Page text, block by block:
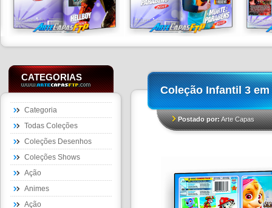
CATEGORIAS
Categoria
Todas Coleções
Coleções Desenhos
Coleções Shows
Ação
Animes
Ação
Coleção Infantil 3 em
Postado por:Arte Capas